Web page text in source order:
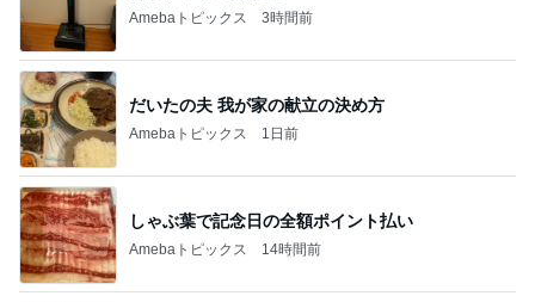
Amebaトピックス 3時間前
だいたの夫 我が家の献立の決め方
Amebaトピックス 1日前
しゃぶ葉で記念日の全額ポイント払い
Amebaトピックス 14時間前